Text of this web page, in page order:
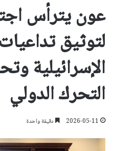
عون يترأس
لتوثيق
الإسرائيلية
التحرك الدولي
2026-05-11 دقيقة واحدة